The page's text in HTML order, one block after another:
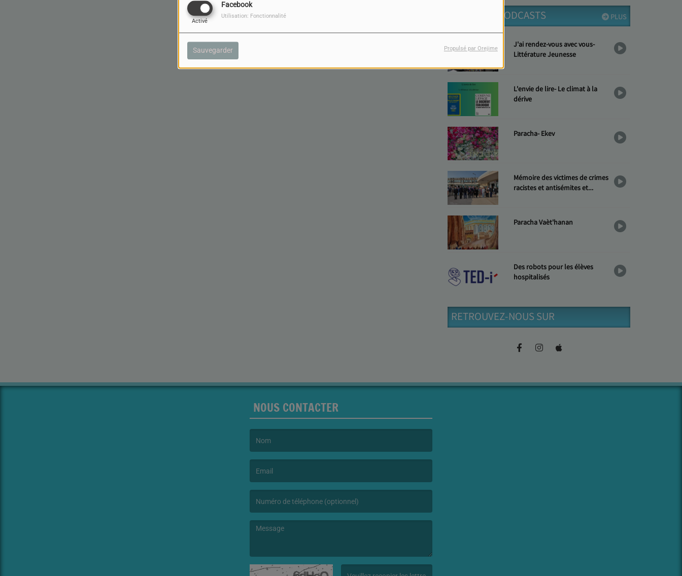
Facebook
Activé
Utilisation: Fonctionnalité
Sauvegarder Propulsé par Orejime
PLUS
DERNIERS PODCASTS
J'ai rendez-vous avec vous-
Littérature Jeunesse
L'envie de lire- Le climat à la
dérive
Paracha- Ekev
Mémoire des victimes de crimes
racistes et antisémites et
Paracha Vaèt'hanan
Des robots pour les élèves
hospitalisés
RETROUVEZ-NOUS SUR
NOUS CONTACTER